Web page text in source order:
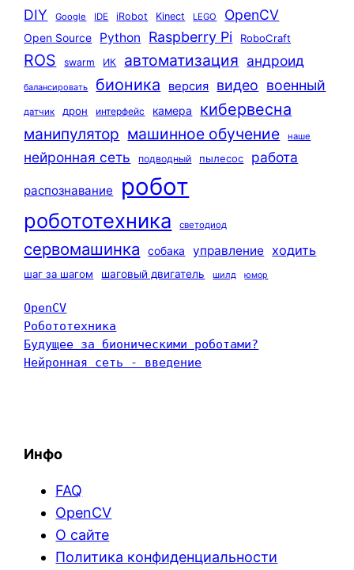
DIY Google IDE iRobot Kinect LEGO OpenCV
Open Source Python Raspberry Pi RoboCraft
ROS swarm ИК автоматизация андроид
балансировать бионика версия видео военный
датчик дрон интерфейс камера кибервесна
манипулятор машинное обучение наше
нейронная сеть подводный пылесос работа
распознавание робот
робототехника светодиод
сервомашинка собака управление ходить
шаг за шагом шаговый двигатель шилд юмор
OpenCV
Робототехника
Будущее за бионическими роботами?
Нейронная сеть - введение
Инфо
FAQ
OpenCV
О сайте
Политика конфиденциальности